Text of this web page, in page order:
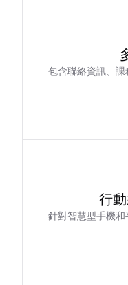
包含聯絡資訊、
行
針對智慧型手機